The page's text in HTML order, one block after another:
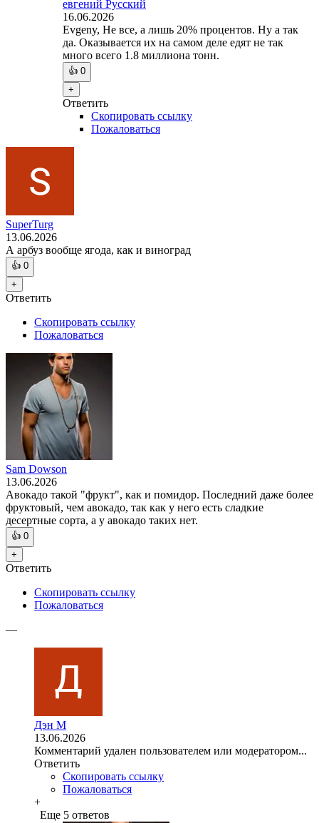
евгений Русский
16.06.2026
Evgeny, Не все, а лишь 20% процентов. Ну а так
да. Оказывается их на самом деле едят не так
много всего 1.8 миллиона тонн.
👍 0
+
Ответить
Скопировать ссылку
Пожаловаться
SuperTurg
13.06.2026
А арбуз вообще ягода, как и виноград
👍 0
+
Ответить
Скопировать ссылку
Пожаловаться
Sam Dowson
13.06.2026
Авокадо такой "фрукт", как и помидор. Последний даже более
фруктовый, чем авокадо, так как у него есть сладкие
десертные сорта, а у авокадо таких нет.
👍 0
+
Ответить
Скопировать ссылку
Пожаловаться
—
Дэн М
13.06.2026
Комментарий удален пользователем или модератором...
Ответить
Скопировать ссылку
Пожаловаться
+
Еще 5 ответов